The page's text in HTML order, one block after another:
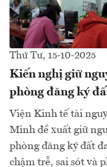
Thứ Tư, 15-10-2025
Kiến nghị giữ
phòng đăng ký
Viện Kinh tế tài
Minh đề xuất giữ
phòng đăng ký đất
chậm trễ, sai sót và